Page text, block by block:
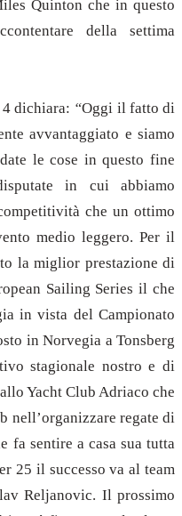
Quinton che in questo
della settima
dichiara: “Oggi il fatto di
avvantaggiato e siamo
le cose in questo fine
in cui abbiamo
che un ottimo
medio leggero. Per il
la miglior prestazione di
Sailing Series il che
in vista del Campionato
in Norvegia a Tonsberg
stagionale nostro e di
Yacht Club Adriaco che
nell’organizzare regate di
fa sentire a casa sua tutta
25 il successo va al team
Reljanovic. Il prossimo